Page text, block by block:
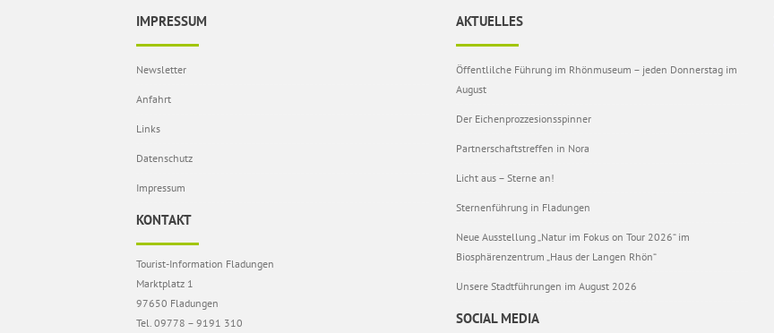
IMPRESSUM
Newsletter
Anfahrt
Links
Datenschutz
Impressum
KONTAKT
Tourist-Information Fladungen
Marktplatz 1
97650 Fladungen
Tel. 09778 – 9191 310
AKTUELLES
Öffentlilche Führung im Rhönmuseum – jeden Donnerstag im
August
Der Eichenprozzesionsspinner
Partnerschaftstreffen in Nora
Licht aus – Sterne an!
Sternenführung in Fladungen
Neue Ausstellung „Natur im Fokus on Tour 2026“ im
Biosphärenzentrum „Haus der Langen Rhön“
Unsere Stadtführungen im August 2026
SOCIAL MEDIA